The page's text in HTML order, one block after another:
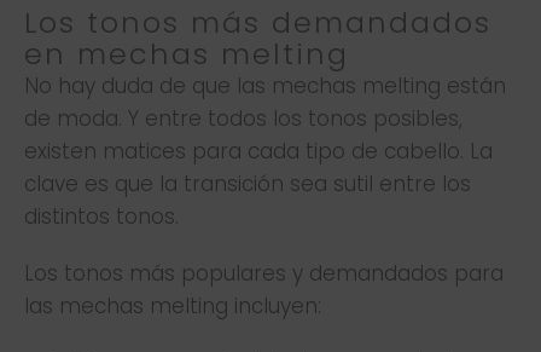
Los tonos más demandados
en mechas melting
No hay duda de que las mechas melting están
de moda. Y entre todos los tonos posibles,
existen matices para cada tipo de cabello. La
clave es que la transición sea sutil entre los
distintos tonos.
Los tonos más populares y demandados para
las mechas melting incluyen: